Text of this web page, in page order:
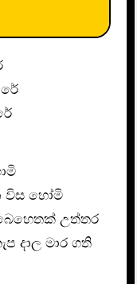
විස හෝමි
උත්තර
දාල මාර ගති